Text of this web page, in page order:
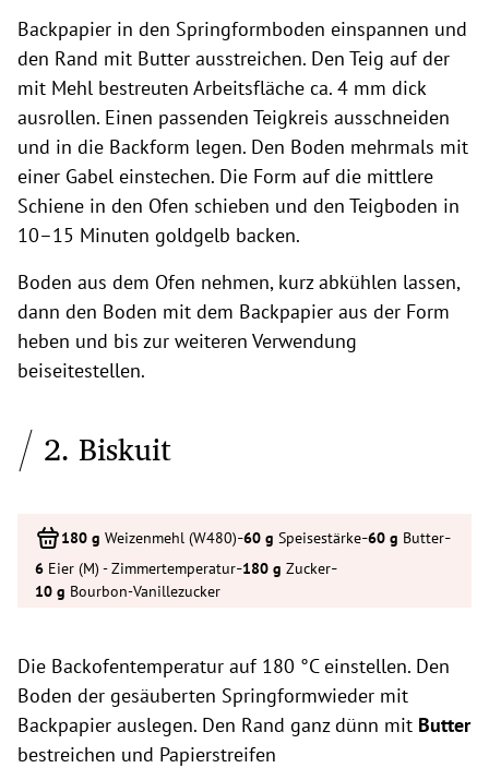
Backpapier in den Springformboden einspannen und
den Rand mit Butter ausstreichen. Den Teig auf der
mit Mehl bestreuten Arbeitsfläche ca. 4 mm dick
ausrollen. Einen passenden Teigkreis ausschneiden
und in die Backform legen. Den Boden mehrmals mit
einer Gabel einstechen. Die Form auf die mittlere
Schiene in den Ofen schieben und den Teigboden in
10–15 Minuten goldgelb backen.
Boden aus dem Ofen nehmen, kurz abkühlen lassen,
dann den Boden mit dem Backpapier aus der Form
heben und bis zur weiteren Verwendung
beiseitestellen.
2. Biskuit
Weizenmehl (W480)- Speisestärke- Butter-
Eier (M) - Zimmertemperatur- Zucker-
Bourbon-Vanillezucker
Die Backofentemperatur auf 180 °C einstellen. Den
Boden der gesäuberten Springformwieder mit
Backpapier auslegen. Den Rand ganz dünn mit Butter
bestreichen und Papierstreifen